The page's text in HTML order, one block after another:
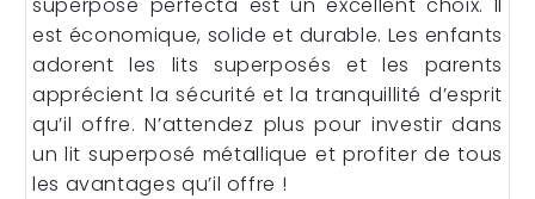
est économique, solide et durable. Les enfants
adorent les lits superposés et les parents
apprécient la sécurité et la tranquillité d’esprit
qu’il offre. N’attendez plus pour investir dans
un lit superposé métallique et profiter de tous
les avantages qu’il offre !